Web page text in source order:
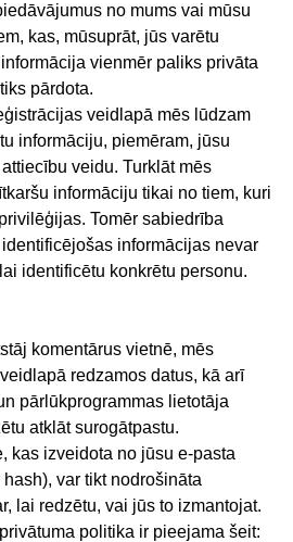
no mums vai mūsu
kas, mūsuprāt, jūs varētu
vienmēr paliks privāta
pārdota.
veidlapā mēs lūdzam
informāciju, piemēram, jūsu
veidu. Turklāt mēs
informāciju tikai no tiem, kuri
Tomēr sabiedrība
informācijas nevar
identificētu konkrētu personu.
komentārus vietnē, mēs
redzamos datus, kā arī
pārlūkprogrammas lietotāja
atklāt surogātpastu.
kas izveidota no jūsu e-pasta
var tikt nodrošināta
lai redzētu, vai jūs to izmantojat.
politika ir pieejama šeit: